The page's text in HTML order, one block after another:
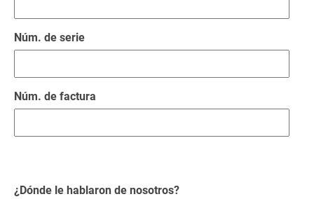
Núm. de serie
Núm. de factura
¿Dónde le hablaron de nosotros?